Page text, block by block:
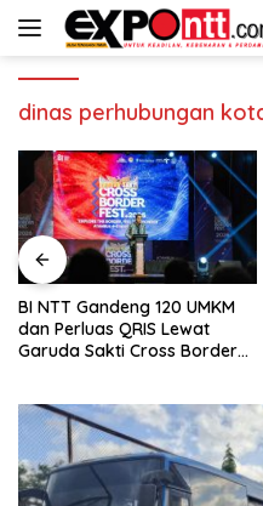
Langsung
dinas perhubungan
BI NTT Gandeng 120 UMKM
dan Perluas QRIS Lewat
Garuda Sakti Cross Border